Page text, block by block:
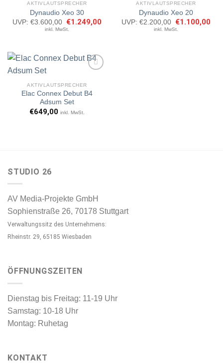
Artikel
AKTIVLAUTSPRECHER
Dynaudio Xeo 30
UVP: €3.600,00
Ursprünglicher
Preis
€1.249,00 Aktueller
inkl. MwSt.
Artikel
AKTIVLAUTSPRECHER
Dynaudio Xeo 20
UVP: €2.200,00
Ursprünglicher
Preis
€1.100,00
inkl. MwSt.
Artikel
AKTIVLAUTSPRECHER
Elac Connex Debut B4
Adsum Set
€649,00 inkl. MwSt.
STUDIO 26
AV Media-Projekte GmbH
Sophienstraße 26, 70178 Stuttgart
Verwaltungssitz des Unternehmens:
Rheinstr. 29, 65185 Wiesbaden
ÖFFNUNGSZEITEN
Dienstag bis Freitag: 11-19 Uhr
Samstag: 10-18 Uhr
Montag: Ruhetag
KONTAKT